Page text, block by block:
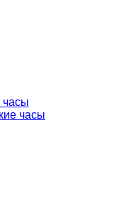
часы
часы